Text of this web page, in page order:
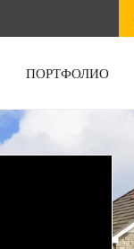
ПОРТФОЛИО